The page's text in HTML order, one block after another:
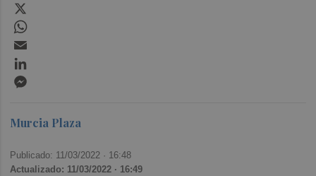
Murcia Plaza
Publicado: 11/03/2022 · 16:48
Actualizado: 11/03/2022 · 16:49